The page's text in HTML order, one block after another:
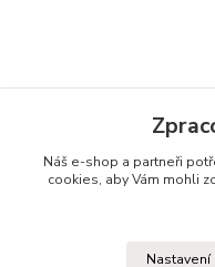
Náš e-shop a partneři
cookies, aby Vám mohli
Nastavení